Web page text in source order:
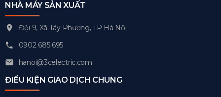
NHÀ MÁY SẢN XUẤT
Đội 9, Xã Tây Phương, TP Hà Nội
0902 685 695
hanoi@3celectric.com
ĐIỀU KIỆN GIAO DỊCH CHUNG